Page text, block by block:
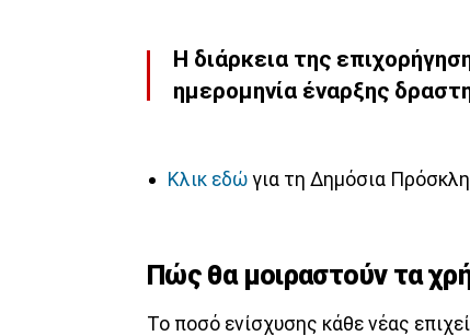
Η διάρκεια της
ημερομηνία έναρξης
Κλικ εδώγια τη Δημόσια
Πώς θα μοιραστούν τα
Το ποσό ενίσχυσης κάθε νέας